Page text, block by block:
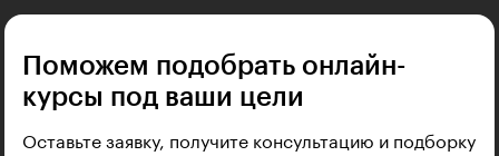
Поможем подобрать онлайн-
курсы под ваши цели
Оставьте заявку, получите консультацию и подборку